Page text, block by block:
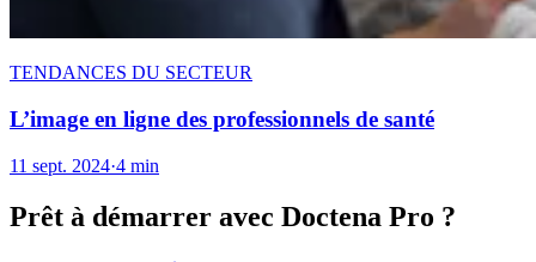
TENDANCES DU SECTEUR
L’image en ligne des professionnels de santé
11 sept. 2024·4 min
Prêt à démarrer avec Doctena Pro ?